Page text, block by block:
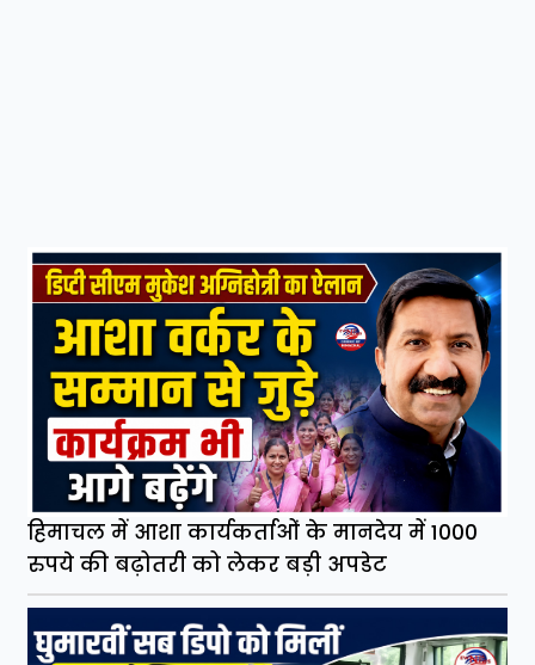
हिमाचल में आशा कार्यकर्ताओं के मानदेय में 1000
रुपये की बढ़ोतरी को लेकर बड़ी अपडेट